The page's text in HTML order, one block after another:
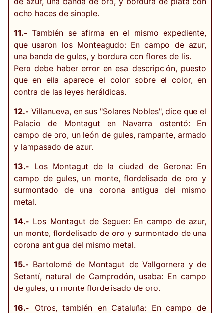
ocho haces de sinople.
11.- También se afirma en el mismo expediente,
que usaron los Monteagudo: En campo de azur,
una banda de gules, y bordura con flores de lis.
Pero debe haber error en esa descripción, puesto
que en ella aparece el color sobre el color, en
contra de las leyes heráldicas.
12.- Villanueva, en sus "Solares Nobles", dice que el
Palacio de Montagut en Navarra ostentó: En
campo de oro, un león de gules, rampante, armado
y lampasado de azur.
13.- Los Montagut de la ciudad de Gerona: En
campo de gules, un monte, flordelisado de oro y
surmontado de una corona antigua del mismo
metal.
14.- Los Montagut de Seguer: En campo de azur,
un monte, flordelisado de oro y surmontado de una
corona antigua del mismo metal.
15.- Bartolomé de Montagut de Vallgornera y de
Setantí, natural de Camprodón, usaba: En campo
de gules, un monte flordelisado de oro.
16.- Otros, también en Cataluña: En campo de